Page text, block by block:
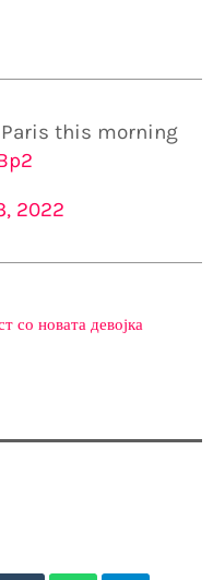
Paris this morning
2022
со новата девојка